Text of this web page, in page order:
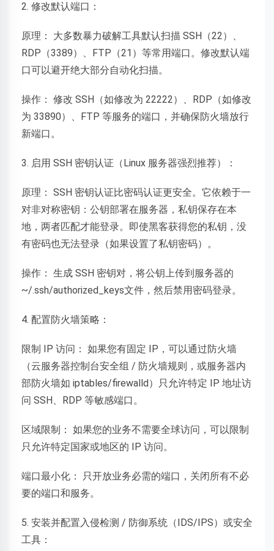
2. 修改默认端口：
原理： 大多数暴力破解工具默认扫描 SSH（22）、
RDP（3389）、FTP（21）等常用端口。修改默认端
口可以避开绝大部分自动化扫描。
操作： 修改 SSH（如修改为 22222）、RDP（如修改
为 33890）、FTP 等服务的端口，并确保防火墙放行
新端口。
3. 启用 SSH 密钥认证（Linux 服务器强烈推荐）：
原理： SSH 密钥认证比密码认证更安全。它依赖于一
对非对称密钥：公钥部署在服务器，私钥保存在本
地，两者匹配才能登录。即使黑客获得您的私钥，没
有密码也无法登录（如果设置了私钥密码）。
操作： 生成 SSH 密钥对，将公钥上传到服务器的
~/.ssh/authorized_keys文件，然后禁用密码登录。
4. 配置防火墙策略：
限制 IP 访问： 如果您有固定 IP，可以通过防火墙
（云服务器控制台安全组 / 防火墙规则，或服务器内
部防火墙如 iptables/firewalld）只允许特定 IP 地址访
问 SSH、RDP 等敏感端口。
区域限制： 如果您的业务不需要全球访问，可以限制
只允许特定国家或地区的 IP 访问。
端口最小化： 只开放业务必需的端口，关闭所有不必
要的端口和服务。
5. 安装并配置入侵检测 / 防御系统（IDS/IPS）或安全
工具：